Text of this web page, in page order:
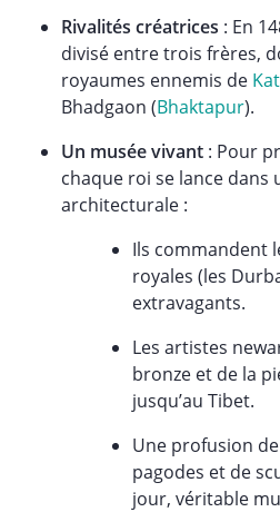
Rivalités créatrices : En
divisé entre trois frères,
royaumes ennemis de
Bhadgaon (Bhaktapur).
Un musée vivant : Pour
chaque roi se lance dans
architecturale :
Ils commandent
royales (les
extravagants.
Les artistes
bronze et de la
jusqu’au Tibet.
Une profusion
pagodes et de
jour, véritable